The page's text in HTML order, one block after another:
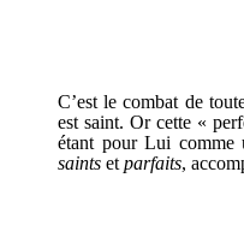
C’est le combat de
est saint. Or cette «
étant pour Lui comme
saints etparfaits,